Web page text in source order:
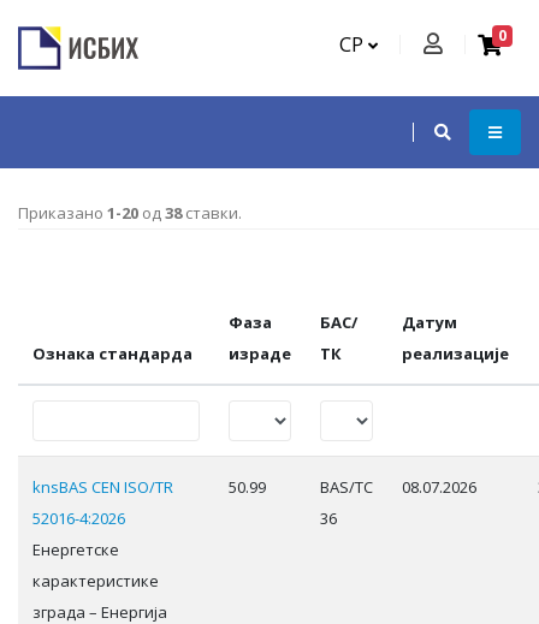
СР 0
Приказано 1-20 од38ставки.
Ознака стандарда
Фаза
израде
БАС/
ТК
Датум
реализације
knsBAS CEN ISO/TR
52016-4:2026
Енергетске
карактеристике
зграда – Енергија
50.99
BAS/TC
36
08.07.2026